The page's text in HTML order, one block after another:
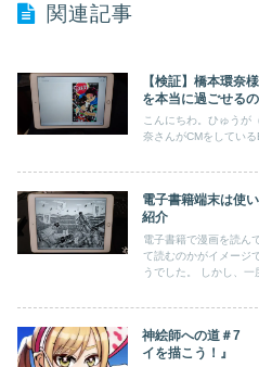
関連記事
【検証】橋本環奈
を本当に過ごせる
こんにちわ。ひゅうが
奈さんがCMをしている
電子書籍端末は使
紹介
電子書籍で漫画を読ん
て読むのかがイメージ
うでした。 しかし、一
神絵師への道＃7
イを描こう！』